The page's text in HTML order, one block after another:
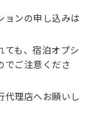
ョンの申し込みは
ても、宿泊オプシ
でご注意くださ
代理店へお願いし